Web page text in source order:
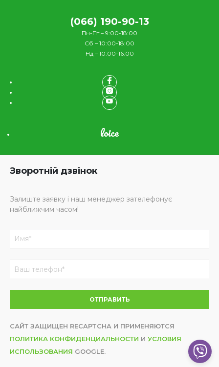
(066) 190-90-13
Пн-Пт – 9:00-18:00
Сб – 10:00-18:00
Нд – 10:00-16:00
loice
Зворотній дзвінок
Залиште заявку і наш менеджер зателефонує
найближчим часом!
САЙТ ЗАЩИЩЕН RECAPTCHA И ПРИМЕНЯЮТСЯ
ПОЛИТИКА КОНФИДЕНЦИАЛЬНОСТИ И УСЛОВИЯ
ИСПОЛЬЗОВАНИЯ GOOGLE.